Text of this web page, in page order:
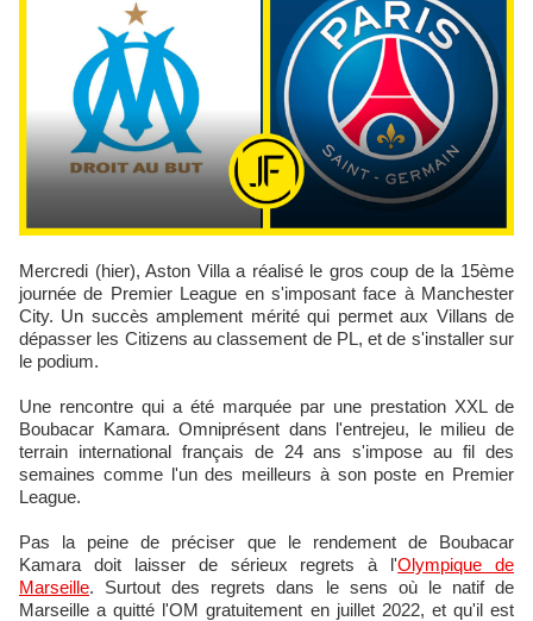
Mercredi (hier), Aston Villa a réalisé le gros coup de la 15ème
journée de Premier League en s'imposant face à Manchester
City. Un succès amplement mérité qui permet aux Villans de
dépasser les Citizens au classement de PL, et de s'installer sur
le podium.
Une rencontre qui a été marquée par une prestation XXL de
Boubacar Kamara. Omniprésent dans l'entrejeu, le milieu de
terrain international français de 24 ans s'impose au fil des
semaines comme l'un des meilleurs à son poste en Premier
League.
Pas la peine de préciser que le rendement de Boubacar
Kamara doit laisser de sérieux regrets à l'Olympique de
Marseille. Surtout des regrets dans le sens où le natif de
Marseille a quitté l'OM gratuitement en juillet 2022, et qu'il est